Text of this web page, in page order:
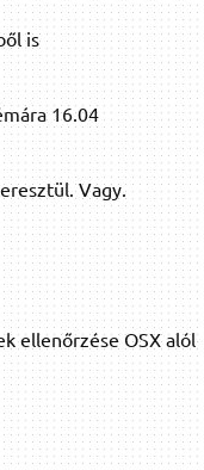
is
16.04
Vagy.
ellenőrzése OSX alól